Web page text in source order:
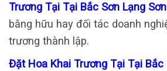
Trương Tại Tại Bắc Sơn Lạng Sơn
bằng hữu hay đối tác doanh
trương thành lập.
Đặt Hoa Khai Trương Tại Tại Bắc